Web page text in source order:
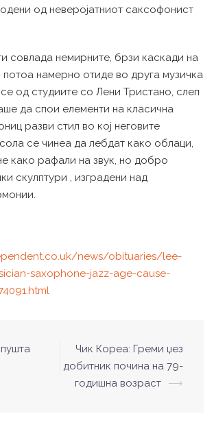
од неверојатниот саксофонист
совлада немирните, брзи каскади на
намерно отиде во друга музичка
од студиите со Лени Тристано, слеп
да спои елементи на класична
разви стил во кој неговите
се чинеа да лебдат како облаци,
како рафали на звук, но добро
скулптури , изградени над
news/obituaries/lee-
saxophone-jazz-age-cause-
Чик Кореа: Греми џез
добитник почина на 79-
годишна возраст
⟶